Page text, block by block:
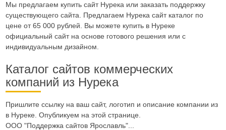
Мы предлагаем купить сайт Нурека или заказать поддержку
существующего сайта. Предлагаем Нурека сайт каталог по
цене от 65 000 рублей. Вы можете купить в Нуреке
официальный сайт на основе готового решения или с
индивидуальным дизайном.
Каталог сайтов коммерческих
компаний из Нурека
Пришлите ссылку на ваш сайт, логотип и описание компании из
в Нуреке. Опубликуем на этой странице.
ООО "Поддержка сайтов Ярославль"...